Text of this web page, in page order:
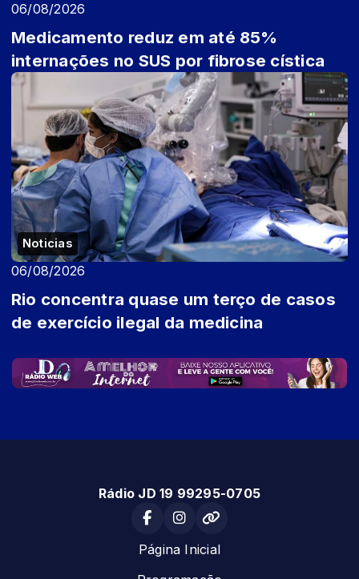
06/08/2026
Medicamento reduz em até 85%
internações no SUS por fibrose cística
Noticias
06/08/2026
Rio concentra quase um terço de casos
de exercício ilegal da medicina
Rádio JD 19 99295-0705
Página Inicial